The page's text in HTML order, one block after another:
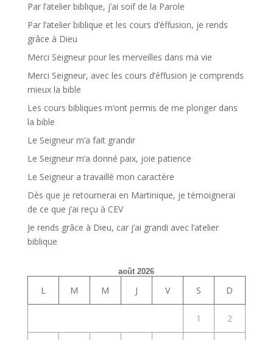
Par l’atelier biblique, j’ai soif de la Parole
Par l’atelier biblique et les cours d’éffusion, je rends
grâce à Dieu
Merci Seigneur pour les merveilles dans ma vie
Merci Seigneur, avec les cours d’éffusion je comprends
mieux la bible
Les cours bibliques m’ont permis de me plonger dans
la bible
Le Seigneur m’a fait grandir
Le Seigneur m’a donné paix, joie patience
Le Seigneur a travaillé mon caractère
Dès que je retournerai en Martinique, je témoignerai
de ce que j’ai reçu à CEV
Je rends grâce à Dieu, car j’ai grandi avec l’atelier
biblique
août 2026
L M M J V S D
1 2